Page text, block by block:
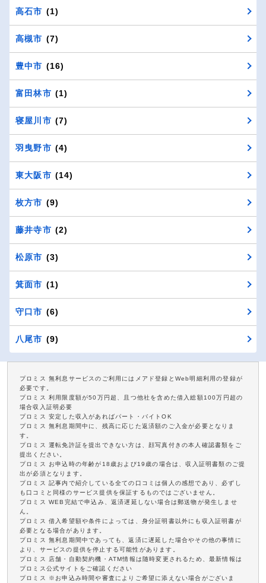
高石市 (1)
高槻市 (7)
豊中市 (16)
富田林市 (1)
寝屋川市 (7)
羽曳野市 (4)
東大阪市 (14)
枚方市 (9)
藤井寺市 (2)
松原市 (3)
箕面市 (1)
守口市 (6)
八尾市 (9)
プロミス 無利息サービスのご利用にはメアド登録とWeb明細利用の登録が
必要です。
プロミス 利用限度額が50万円超、且つ他社を含めた借入総額100万円超の
場合収入証明必要
プロミス 安定した収入があればパート・バイトOK
プロミス 無利息期間中に、残高に応じた返済額のご入金が必要となりま
す。
プロミス 運転免許証を提出できない方は、顔写真付きの本人確認書類をご
提出ください。
プロミス お申込時の年齢が18歳および19歳の場合は、収入証明書類のご提
出が必須となります。
プロミス 記事内で紹介している全ての口コミは個人の感想であり、必ずし
も口コミと同様のサービス提供を保証するものではございません。
プロミス WEB完結で申込み、返済遅延しない場合は郵送物が発生しませ
ん。
プロミス 借入希望額や条件によっては、身分証明書以外にも収入証明書が
必要となる場合があります。
プロミス 無利息期間中であっても、返済に遅延した場合やその他の事情に
より、サービスの提供を停止する可能性があります。
プロミス 店舗・自動契約機・ATM情報は随時変更されるため、最新情報は
プロミス公式サイトをご確認ください
プロミス ※お申込み時間や審査によりご希望に添えない場合がございま